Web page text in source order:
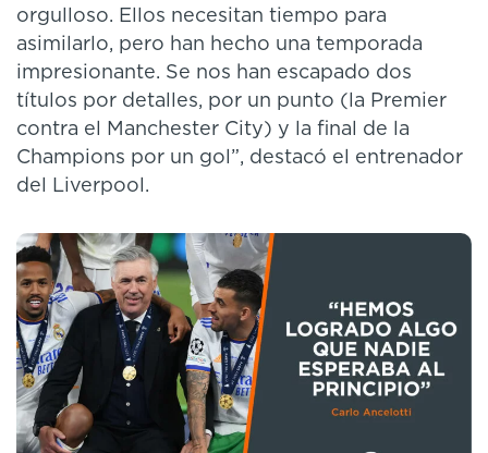
orgulloso. Ellos necesitan tiempo para
asimilarlo, pero han hecho una temporada
impresionante. Se nos han escapado dos
títulos por detalles, por un punto (la Premier
contra el Manchester City) y la final de la
Champions por un gol”, destacó el entrenador
del Liverpool.